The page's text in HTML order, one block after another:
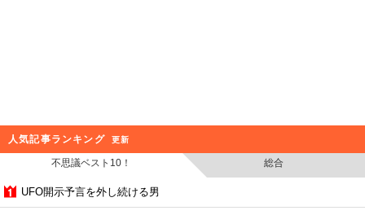
人気記事ランキング 更新
不思議ベスト10！ 総合
UFO開示予言を外し続ける男